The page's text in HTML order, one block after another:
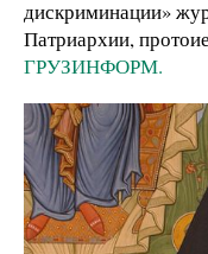
дискриминации»
Патриархии,
ГРУЗИНФОРМ.